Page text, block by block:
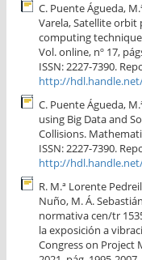
C. Puente Águeda,
Varela, Satellite
computing
Vol. online, nº 17,
ISSN: 2227-7390.
http://
C. Puente Águeda,
using Big Data and
Collisions.
ISSN: 2227-7390.
http://
R. M.ª Lorente
Nuño, M. Á.
normativa cen/tr
la exposición a
Congress on Project